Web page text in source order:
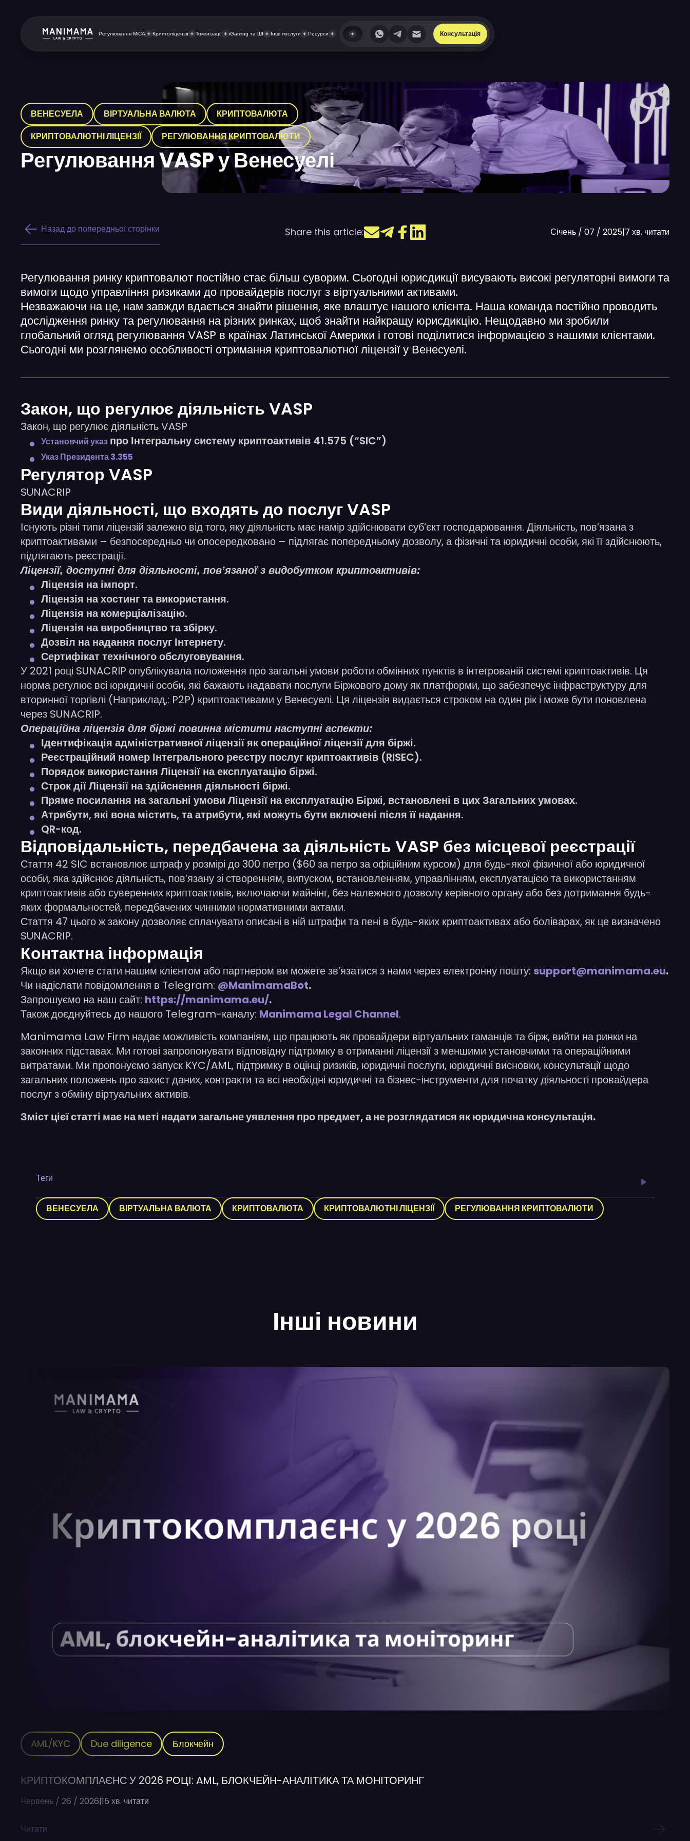
Регулювання MiCA Криптоліцензії Токенізації iGaming та ШІ Інші послуги Ресурси Консультація
ВЕНЕСУЕЛА ВІРТУАЛЬНА ВАЛЮТА
КРИПТОВАЛЮТА
КРИПТОВАЛЮТНІ ЛІЦЕНЗІЇ
РЕГУЛЮВАННЯ КРИПТОВАЛЮТИ
Регулювання VASP у Венесуелі
Назад до попередньої сторінки Share this article: Січень / 07 / 2025|7 хв. читати
Регулювання ринку криптовалют постійно стає більш суворим. Сьогодні юрисдикції висувають високі регуляторні вимоги та
вимоги щодо управління ризиками до провайдерів послуг з віртуальними активами.
Незважаючи на це, нам завжди вдається знайти рішення, яке влаштує нашого клієнта. Наша команда постійно проводить
дослідження ринку та регулювання на різних ринках, щоб знайти найкращу юрисдикцію. Нещодавно ми зробили
глобальний огляд регулювання VASP в країнах Латинської Америки і готові поділитися інформацією з нашими клієнтами.
Сьогодні ми розглянемо особливості отримання криптовалютної ліцензії у Венесуелі.
Закон, що регулює діяльність VASP
Закон, що регулює діяльність VASP
Установчий указ про Інтегральну систему криптоактивів 41.575 (“SIC”)
Указ Президента 3.355
Регулятор VASP
SUNACRIP
Види діяльності, що входять до послуг VASP
Існують різні типи ліцензій залежно від того, яку діяльність має намір здійснювати суб’єкт господарювання. Діяльність, пов’язана з
криптоактивами – безпосередньо чи опосередковано – підлягає попередньому дозволу, а фізичні та юридичні особи, які її здійснюють,
підлягають реєстрації.
Ліцензії, доступні для діяльності, пов’язаної з видобутком криптоактивів:
Ліцензія на імпорт.
Ліцензія на хостинг та використання.
Ліцензія на комерціалізацію.
Ліцензія на виробництво та збірку.
Дозвіл на надання послуг Інтернету.
Сертифікат технічного обслуговування.
У 2021 році SUNACRIP опублікувала положення про загальні умови роботи обмінних пунктів в інтегрованій системі криптоактивів. Ця
норма регулює всі юридичні особи, які бажають надавати послуги Біржового дому як платформи, що забезпечує інфраструктуру для
вторинної торгівлі (Наприклад,: P2P) криптоактивами у Венесуелі. Ця ліцензія видається строком на один рік і може бути поновлена
через SUNACRIP.
Операційна ліцензія для біржі повинна містити наступні аспекти:
Ідентифікація адміністративної ліцензії як операційної ліцензії для біржі.
Реєстраційний номер Інтегрального реєстру послуг криптоактивів (RISEC).
Порядок використання Ліцензії на експлуатацію біржі.
Строк дії Ліцензії на здійснення діяльності біржі.
Пряме посилання на загальні умови Ліцензії на експлуатацію Біржі, встановлені в цих Загальних умовах.
Атрибути, які вона містить, та атрибути, які можуть бути включені після її надання.
QR-код.
Відповідальність, передбачена за діяльність VASP без місцевої реєстрації
Стаття 42 SIC встановлює штраф у розмірі до 300 петро ($60 за петро за офіційним курсом) для будь-якої фізичної або юридичної
особи, яка здійснює діяльність, пов’язану зі створенням, випуском, встановленням, управлінням, експлуатацією та використанням
криптоактивів або суверенних криптоактивів, включаючи майнінг, без належного дозволу керівного органу або без дотримання будь-
яких формальностей, передбачених чинними нормативними актами.
Стаття 47 цього ж закону дозволяє сплачувати описані в ній штрафи та пені в будь-яких криптоактивах або боліварах, як це визначено
SUNACRIP.
Контактна інформація
Якщо ви хочете стати нашим клієнтом або партнером ви можете зв’язатися з нами через електронну пошту: support@manimama.eu.
Чи надіслати повідомлення в Telegram: @ManimamaBot.
Запрошуємо на наш сайт: https://manimama.eu/.
Також доєднуйтесь до нашого Telegram-каналу: Manimama Legal Channel.
Manimama Law Firm надає можливість компаніям, що працюють як провайдери віртуальних гаманців та бірж, вийти на ринки на
законних підставах. Ми готові запропонувати відповідну підтримку в отриманні ліцензії з меншими установчими та операційними
витратами. Ми пропонуємо запуск KYC/AML, підтримку в оцінці ризиків, юридичні послуги, юридичні висновки, консультації щодо
загальних положень про захист даних, контракти та всі необхідні юридичні та бізнес-інструменти для початку діяльності провайдера
послуг з обміну віртуальних активів.
Зміст цієї статті має на меті надати загальне уявлення про предмет, а не розглядатися як юридична консультація.
Теги
ВЕНЕСУЕЛА ВІРТУАЛЬНА ВАЛЮТА КРИПТОВАЛЮТА КРИПТОВАЛЮТНІ ЛІЦЕНЗІЇ РЕГУЛЮВАННЯ КРИПТОВАЛЮТИ
Інші новини
AML/KYC Due diligence Блокчейн
КРИПТОКОМПЛАЄНС У 2026 РОЦІ: AML, БЛОКЧЕЙН-АНАЛІТИКА ТА МОНІТОРИНГ
Червень / 26 / 2026|15 хв. читати
Читати